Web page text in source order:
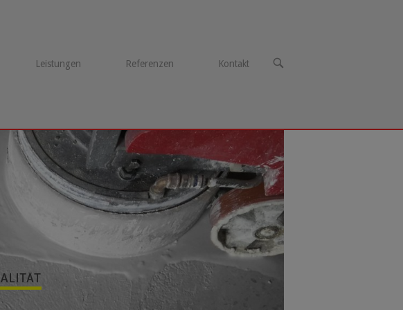
Leistungen Referenzen Kontakt
OPEN